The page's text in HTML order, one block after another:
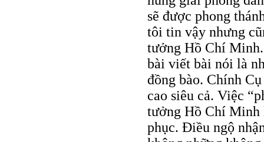
sẽ được phong
tôi tin vậy nhưng
tưởng Hồ Chí
bài viết bài nói là
đồng bào. Chính
cao siêu cả. Việc
tưởng Hồ Chí Minh
phục. Điều ngộ